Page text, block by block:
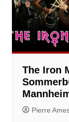
The Iron
Pierre